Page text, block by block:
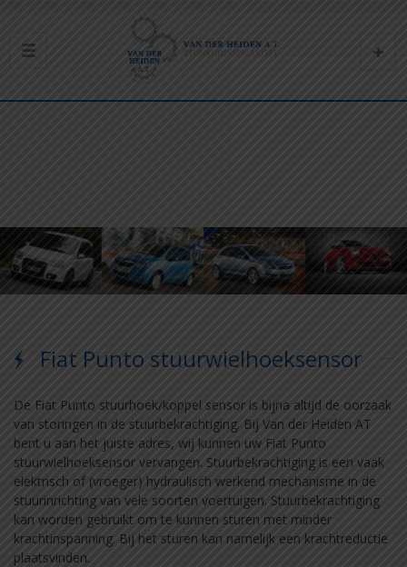
Fiat Punto stuurwielhoeksensor
De Fiat Punto stuurhoek/koppel sensor is bijna altijd de oorzaak
van storingen in de stuurbekrachtiging. Bij Van der Heiden AT
bent u aan het juiste adres, wij kunnen uw Fiat Punto
stuurwielhoeksensor vervangen. Stuurbekrachtiging is een vaak
elektrisch of (vroeger) hydraulisch werkend mechanisme in de
stuurinrichting van vele soorten voertuigen. Stuurbekrachtiging
kan worden gebruikt om te kunnen sturen met minder
krachtinspanning. Bij het sturen kan namelijk een krachtreductie
plaatsvinden.